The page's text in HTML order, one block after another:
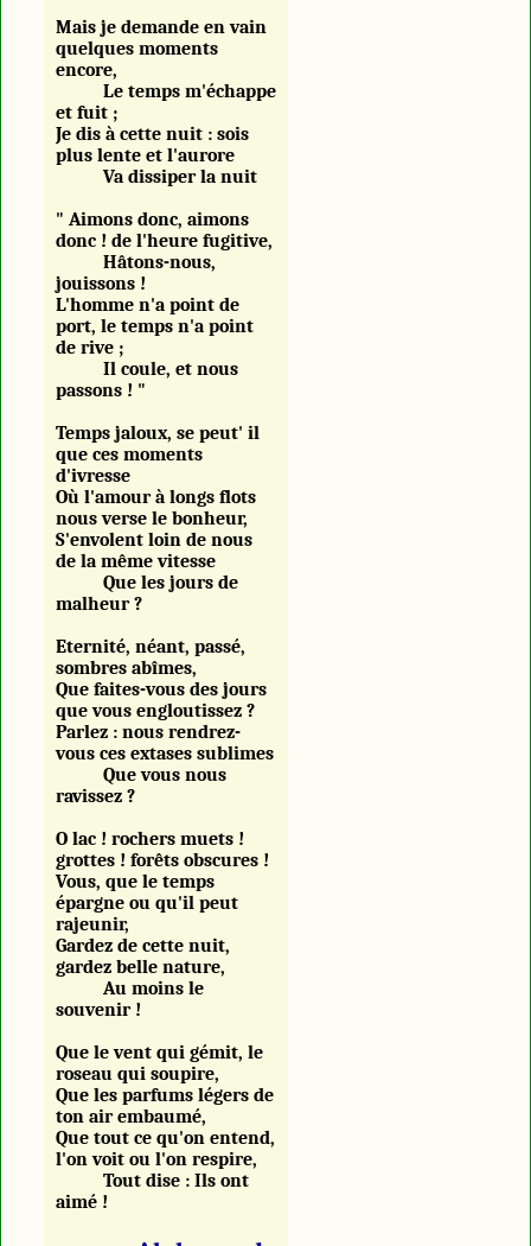
Mais je demande en vain
quelques moments
encore,
Le temps m'échappe
et fuit ;
Je dis à cette nuit : sois
plus lente et l'aurore
Va dissiper la nuit
" Aimons donc, aimons
donc ! de l'heure fugitive,
Hâtons-nous,
jouissons !
L'homme n'a point de
port, le temps n'a point
de rive ;
Il coule, et nous
passons ! "
Temps jaloux, se peut' il
que ces moments
d'ivresse
Où l'amour à longs flots
nous verse le bonheur,
S'envolent loin de nous
de la même vitesse
Que les jours de
malheur ?
Eternité, néant, passé,
sombres abîmes,
Que faites-vous des jours
que vous engloutissez ?
Parlez : nous rendrez-
vous ces extases sublimes
Que vous nous
ravissez ?
O lac ! rochers muets !
grottes ! forêts obscures !
Vous, que le temps
épargne ou qu'il peut
rajeunir,
Gardez de cette nuit,
gardez belle nature,
Au moins le
souvenir !
Que le vent qui gémit, le
roseau qui soupire,
Que les parfums légers de
ton air embaumé,
Que tout ce qu'on entend,
l'on voit ou l'on respire,
Tout dise : Ils ont
aimé !